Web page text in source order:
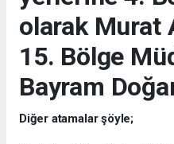
olarak Murat
15. Bölge
Bayram
Diğer atamalar şöyle;